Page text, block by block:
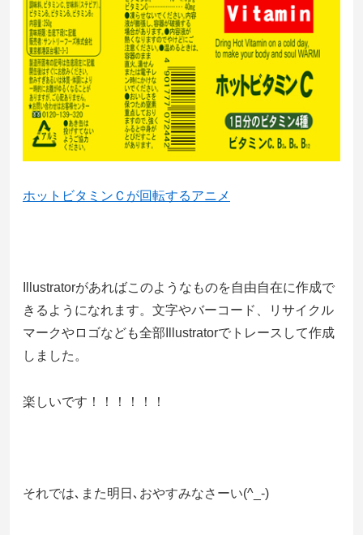
ホットビタミンＣが回転するアニメ
Illustratorがあればこのようなものを自由自在に作成で
きるようになれます。文字やバーコード、リサイクル
マークやロゴなども全部Illustratorでトレースして作成
しました。
楽しいです！！！！！！
それでは､また明日､おやすみなさーい(^_-)